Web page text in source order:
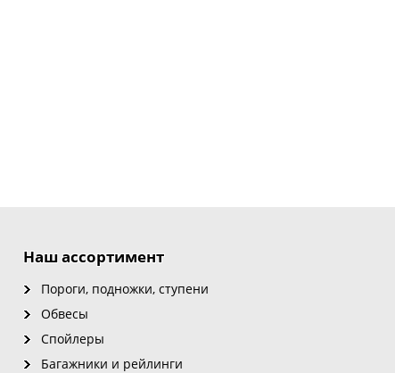
Наш ассортимент
Пороги, подножки, ступени
Обвесы
Спойлеры
Багажники и рейлинги